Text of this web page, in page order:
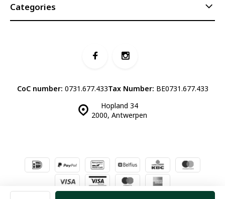
Categories
Hopland 34
2000, Antwerpen
CoC number: 0731.677.433Tax Number: BE0731.677.433
© Luddites Books & Wine